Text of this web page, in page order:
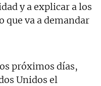
y a explicar a los
va a demandar
próximos días,
Unidos el